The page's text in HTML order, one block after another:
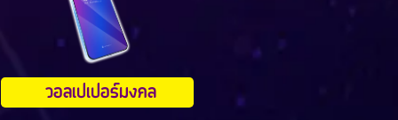
วอลเปเปอร์มงคล